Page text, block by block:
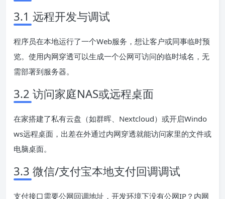
3.1 远程开发与调试
程序员在本地运行了一个Web服务，想让客户或同事临时预
览。使用内网穿透可以生成一个公网可访问的临时域名，无
需部署到服务器。
3.2 访问家庭NAS或远程桌面
在家搭建了私有云盘（如群晖、Nextcloud）或开启Windo
ws远程桌面，出差在外通过内网穿透就能访问家里的文件或
电脑桌面。
3.3 微信/支付宝本地支付回调调试
支付接口需要公网回调地址，开发环境下没有公网IP？内网